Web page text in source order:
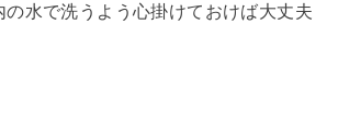
の水で洗うよう心掛けておけば大丈夫